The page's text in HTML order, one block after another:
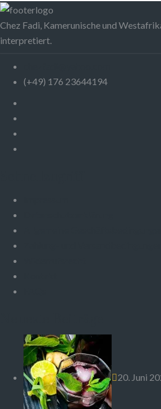
Chez Fadi, Kamerunische und
interpretiert.
(+49) 176 23644194
20. Juni